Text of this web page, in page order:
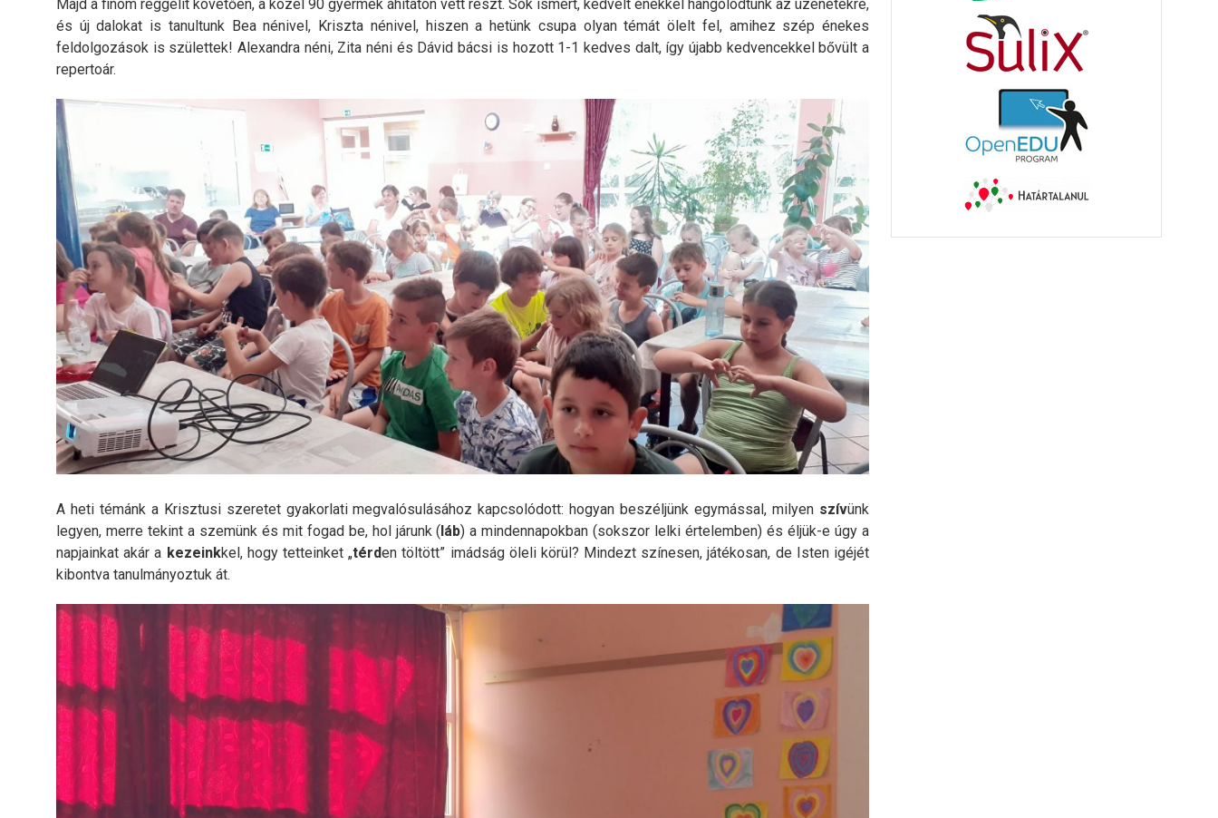
Majd a finom reggelit követően, a közel 90 gyermek áhítaton vett részt. Sok ismert, kedvelt énekkel hangolódtunk az üzenetekre,
és új dalokat is tanultunk Bea nénivel, Kriszta nénivel, hiszen a hetünk csupa olyan témát ölelt fel, amihez szép énekes
feldolgozások is születtek! Alexandra néni, Zita néni és Dávid bácsi is hozott 1-1 kedves dalt, így újabb kedvencekkel bővült a
repertoár.
A heti témánk a Krisztusi szeretet gyakorlati megvalósulásához kapcsolódott: hogyan beszéljünk egymással, milyen szívünk
legyen, merre tekint a szemünk és mit fogad be, hol járunk (láb) a mindennapokban (sokszor lelki értelemben) és éljük-e úgy a
napjainkat akár a kezeinkkel, hogy tetteinket „térden töltött” imádság öleli körül? Mindezt színesen, játékosan, de Isten igéjét
kibontva tanulmányoztuk át.